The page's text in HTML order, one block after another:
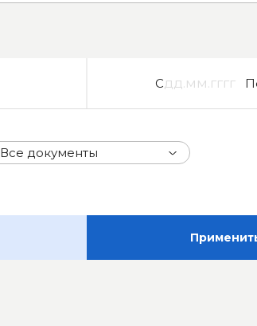
С
Все документы